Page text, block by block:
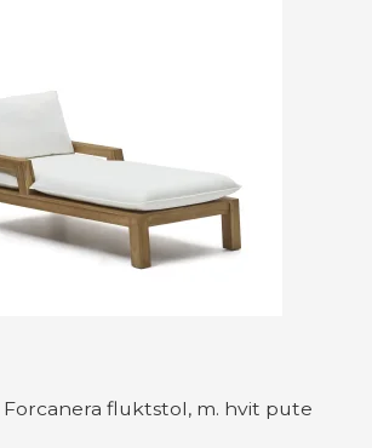
Forcanera fluktstol, m. hvit pute